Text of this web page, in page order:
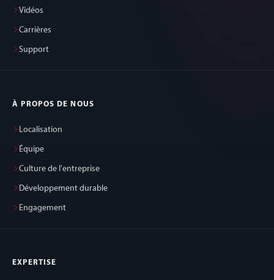
Vidéos
Carrières
Support
À PROPOS DE NOUS
Localisation
Équipe
Culture de l'entreprise
Développement durable
Engagement
EXPERTISE